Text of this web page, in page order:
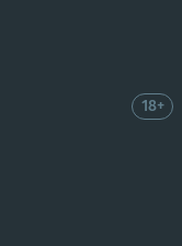
18+